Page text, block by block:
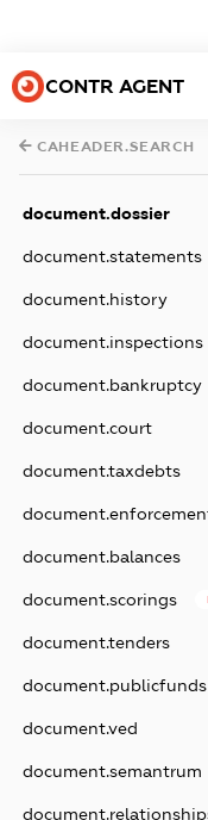
CONTR AGENT
CAHEADER.SEARCH
document.dossier
document.statements
document.history
document.inspections
document.bankruptcy
document.court
document.taxdebts
document.balances
document.scorings
document.tenders
document.publicfunds
document.ved
document.semantrum